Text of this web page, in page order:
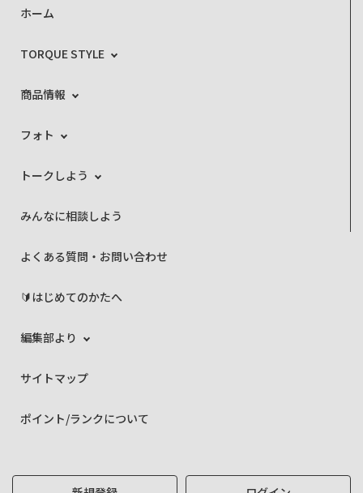
ホーム
TORQUE STYLE
商品情報
フォト
トークしよう
みんなに相談しよう
よくある質問・お問い合わせ
🔰はじめてのかたへ
編集部より
サイトマップ
ポイント/ランクについて